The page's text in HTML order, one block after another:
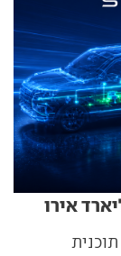
תשקיע 60 מיליארד אירו